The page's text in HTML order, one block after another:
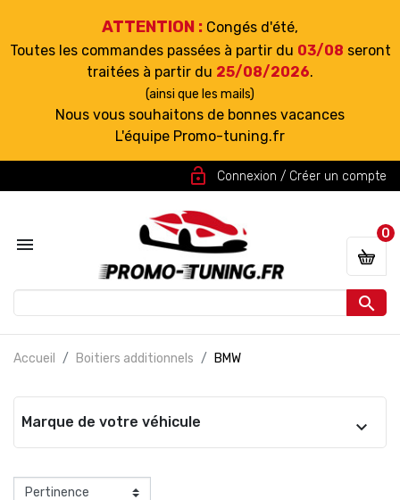
ATTENTION : Congés d'été,
Toutes les commandes passées à partir du 03/08 seront
traitées à partir du 25/08/2026.
(ainsi que les mails)
Nous vous souhaitons de bonnes vacances
L'équipe Promo-tuning.fr
lock_open Connexion / Créer un compte


0
Accueil Boitiers additionnels BMW
Marque de votre véhicule